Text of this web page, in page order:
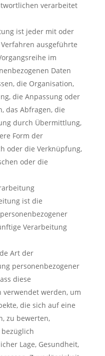
verarbeitet
ist jeder mit oder
ausgeführte
im
Daten
die Organisation,
die Anpassung oder
das Abfragen, die
durch Übermittlung,
Form der
oder die Verknüpfung,
oder die
ist die
Verarbeitung
Art der
personenbezogener
diese
verwendet werden, um
die sich auf eine
zu bewerten,
Lage, Gesundheit,